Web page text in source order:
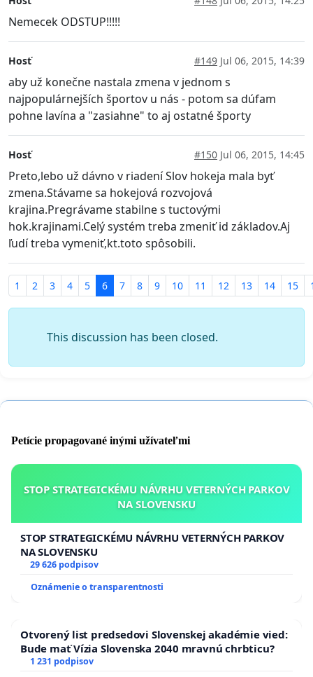
Nemecek ODSTUP!!!!!
Hosť #149 Jul 06, 2015, 14:39
aby už konečne nastala zmena v jednom s
najpopulárnejších športov u nás - potom sa dúfam
pohne lavína a "zasiahne" to aj ostatné športy
Hosť #150 Jul 06, 2015, 14:45
Preto,lebo už dávno v riadení Slov hokeja mala byť
zmena.Stávame sa hokejová rozvojová
krajina.Pregrávame stabilne s tuctovými
hok.krajinami.Celý systém treba zmeniť id základov.Aj
ľudí treba vymeniť,kt.toto spôsobili.
1 2 3 4 5 6 7 8 9 10 11 12 13 14 15
This discussion has been closed.
Petície propagované inými užívateľmi
STOP STRATEGICKÉMU NÁVRHU VETERNÝCH PARKOV
NA SLOVENSKU
STOP STRATEGICKÉMU NÁVRHU VETERNÝCH PARKOV
NA SLOVENSKU
29 626 podpisov
Oznámenie o transparentnosti
Otvorený list predsedovi Slovenskej akadémie vied:
Bude mať Vízia Slovenska 2040 mravnú chrbticu?
1 231 podpisov